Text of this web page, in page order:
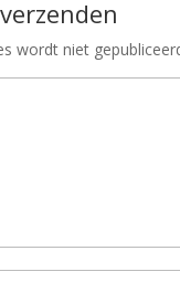
wordt niet